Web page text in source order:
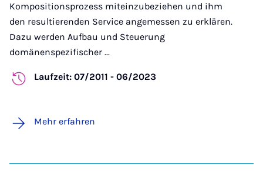
Kompositionsprozess miteinzubeziehen und ihm
den resultierenden Service angemessen zu erklären.
Dazu werden Aufbau und Steuerung
domänenspezifischer ...
Laufzeit: 07/2011 - 06/2023
Mehr erfahren